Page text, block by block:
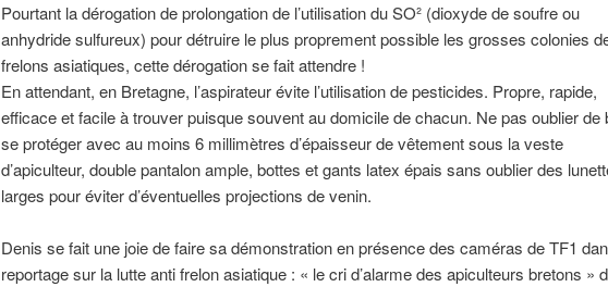
Pourtant la dérogation de prolongation de l’utilisation du SO² (dioxyde de soufre ou
anhydride sulfureux) pour détruire le plus proprement possible les grosses colonies
frelons asiatiques, cette dérogation se fait attendre !
En attendant, en Bretagne, l’aspirateur évite l’utilisation de pesticides. Propre, rapide,
efficace et facile à trouver puisque souvent au domicile de chacun. Ne pas oublier de
se protéger avec au moins 6 millimètres d’épaisseur de vêtement sous la veste
d’apiculteur, double pantalon ample, bottes et gants latex épais sans oublier des
larges pour éviter d’éventuelles projections de venin.
Denis se fait une joie de faire sa démonstration en présence des caméras de TF1
reportage sur la lutte anti frelon asiatique : « le cri d’alarme des apiculteurs bretons »